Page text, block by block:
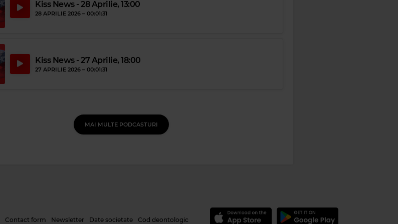
Kiss News - 28 Aprilie, 13:00
28 APRILIE 2026 – 00:01:31
Kiss News - 27 Aprilie, 18:00
27 APRILIE 2026 – 00:01:31
MAI MULTE PODCASTURI
Contact form Newsletter Date societate Cod deontologic